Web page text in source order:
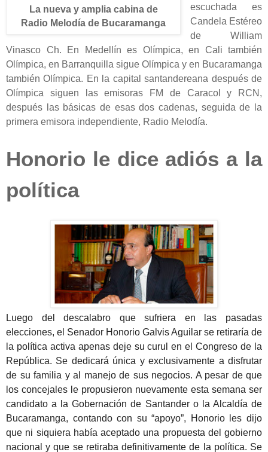
La nueva y amplia cabina de
Radio Melodía de Bucaramanga
escuchada es
Candela Estéreo
de William
Vinasco Ch. En Medellín es Olímpica, en Cali también
Olímpica, en Barranquilla sigue Olímpica y en Bucaramanga
también Olímpica. En la capital santandereana después de
Olímpica siguen las emisoras FM de Caracol y RCN,
después las básicas de esas dos cadenas, seguida de la
primera emisora independiente, Radio Melodía.
Honorio le dice adiós a la
política
Luego del descalabro que sufriera en las pasadas
elecciones, el Senador Honorio Galvis Aguilar se retiraría de
la política activa apenas deje su curul en el Congreso de la
República. Se dedicará única y exclusivamente a disfrutar
de su familia y al manejo de sus negocios. A pesar de que
los concejales le propusieron nuevamente esta semana ser
candidato a la Gobernación de Santander o la Alcaldía de
Bucaramanga, contando con su “apoyo”, Honorio les dijo
que ni siquiera había aceptado una propuesta del gobierno
nacional y que se retiraba definitivamente de la política. Se